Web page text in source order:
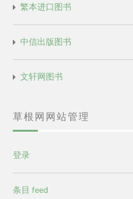
繁本进口图书
中信出版图书
文轩网图书
草根网网站管理
登录
条目 feed